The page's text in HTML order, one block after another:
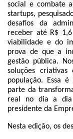
BOLETIM
BPM-DAF
RISI -
CATÁLOGO
PARECERES
social e combate
startups,
desafios da
receber até R$
viabilidade e do
prova de que a
gestão pública.
soluções
população. Essa
parte da
real no dia a dia
presidente da
Nesta edição, os